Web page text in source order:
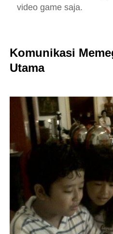
video game saja.
Komunikasi
Utama